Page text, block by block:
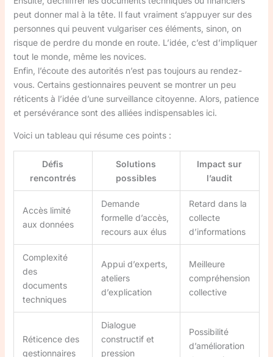
peut donner mal à la tête. Il faut vraiment s’appuyer sur des
personnes qui peuvent vulgariser ces éléments, sinon, on
risque de perdre du monde en route. L’idée, c’est d’impliquer
tout le monde, même les novices.
Enfin, l’écoute des autorités n’est pas toujours au rendez-
vous. Certains gestionnaires peuvent se montrer un peu
réticents à l’idée d’une surveillance citoyenne. Alors, patience
et persévérance sont des alliées indispensables ici.
Voici un tableau qui résume ces points :
Défis
rencontrés
Solutions
possibles
Impact sur
l’audit
Accès limité
aux données
Demande
formelle d’accès,
recours aux élus
Retard dans la
collecte
d’informations
Complexité
des
documents
techniques
Appui d’experts,
ateliers
d’explication
Meilleure
compréhension
collective
Réticence des
gestionnaires
Dialogue
constructif et
pression
Possibilité
d’amélioration